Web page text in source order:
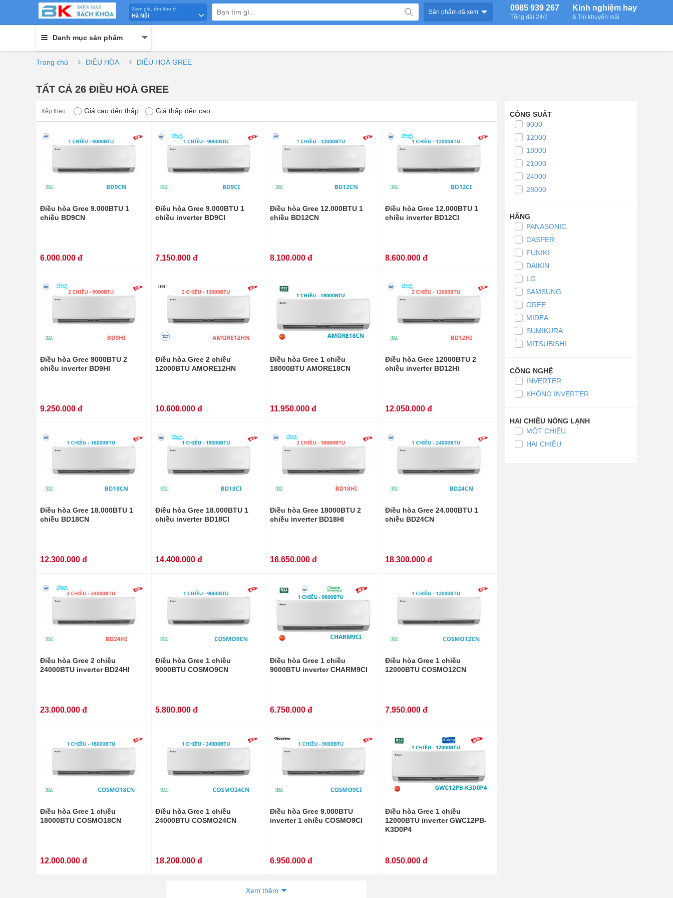
Xem giá, tồn kho ở:
Hà Nội Sản phẩm đã xem Kinh nghiệm hay
& Tin khuyến mãi
0985 939 267
Tổng đài 24/7
Danh mục sản phẩm
Trang chủ › ĐIỀU HÒA › ĐIỀU HOÀ GREE
TẤT CẢ 26 ĐIỀU HOÀ GREE
Xếp theo: Giá cao đến thấp Giá thấp đến cao
Điều hòa Gree 9.000BTU 1
chiều BD9CN
6.000.000 đ
Điều hòa Gree 9.000BTU 1
chiều inverter BD9CI
7.150.000 đ
Điều hòa Gree 12.000BTU 1
chiều BD12CN
8.100.000 đ
Điều hòa Gree 12.000BTU 1
chiều inverter BD12CI
8.600.000 đ
Điều hòa Gree 9000BTU 2
chiều inverter BD9HI
9.250.000 đ
Điều hòa Gree 2 chiều
12000BTU AMORE12HN
10.600.000 đ
Điều hòa Gree 1 chiều
18000BTU AMORE18CN
11.950.000 đ
Điều hòa Gree 12000BTU 2
chiều inverter BD12HI
12.050.000 đ
Điều hòa Gree 18.000BTU 1
chiều BD18CN
12.300.000 đ
Điều hòa Gree 18.000BTU 1
chiều inverter BD18CI
14.400.000 đ
Điều hòa Gree 18000BTU 2
chiều inverter BD18HI
16.650.000 đ
Điều hòa Gree 24.000BTU 1
chiều BD24CN
18.300.000 đ
Điều hòa Gree 2 chiều
24000BTU inverter BD24HI
23.000.000 đ
Điều hòa Gree 1 chiều
9000BTU COSMO9CN
5.800.000 đ
Điều hòa Gree 1 chiều
9000BTU inverter CHARM9CI
6.750.000 đ
Điều hòa Gree 1 chiều
12000BTU COSMO12CN
7.950.000 đ
Điều hòa Gree 1 chiều
18000BTU COSMO18CN
12.000.000 đ
Điều hòa Gree 1 chiều
24000BTU COSMO24CN
18.200.000 đ
Điều hòa Gree 9.000BTU
inverter 1 chiều COSMO9CI
6.950.000 đ
Điều hòa Gree 1 chiều
12000BTU inverter GWC12PB-
K3D0P4
8.050.000 đ
Xem thêm
CÔNG SUẤT
9000
12000
18000
21000
24000
28000
HÃNG
PANASONIC
CASPER
FUNIKI
DAIKIN
LG
SAMSUNG
GREE
MIDEA
SUMIKURA
MITSUBISHI
CÔNG NGHỆ
INVERTER
KHÔNG INVERTER
HAI CHIỀU NÓNG LẠNH
MỘT CHIỀU
HAI CHIỀU